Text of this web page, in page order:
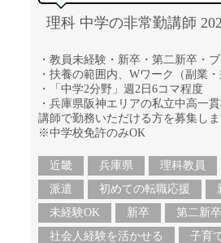
理科 中学の非常勤講師
・教員未経験・新卒・第二新卒・
・扶養の範囲内、Wワーク（副業
・「中学2分野」週2日6コマ程度
・兵庫県阪神エリアの私立中高一
講師で勤務いただける方を募集しま
※中学校免許のみOK
近畿 兵庫県 理科教員
派遣
初めての転職応援
未経験OK
新卒
第二新卒
社会人経験を活かせる
子育